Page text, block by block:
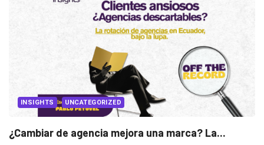
INSIGHTS